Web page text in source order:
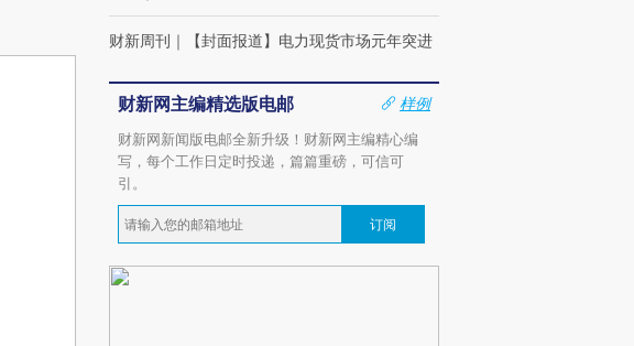
财新周刊 ｜ 【封面报道】电力现货市场元年突进
财新网主编精选版电邮
样例
财新网新闻版电邮全新升级！财新网主编精心编
写，每个工作日定时投递，篇篇重磅，可信可
引。
订阅